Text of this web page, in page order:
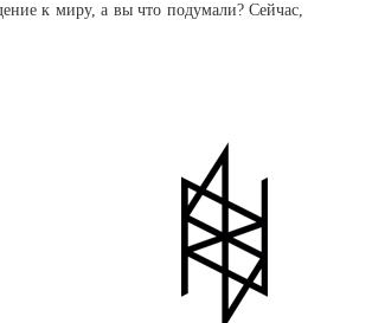
к миру, а вы что подумали? Сейчас,